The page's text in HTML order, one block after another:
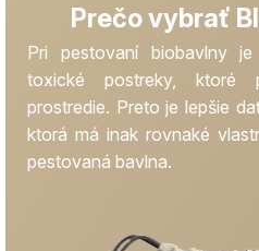
Prečo vybrať
Pri pestovaní biobavlny
toxické postreky, ktoré
prostredie. Preto je lepšie
ktorá má inak rovnaké
pestovaná bavlna.